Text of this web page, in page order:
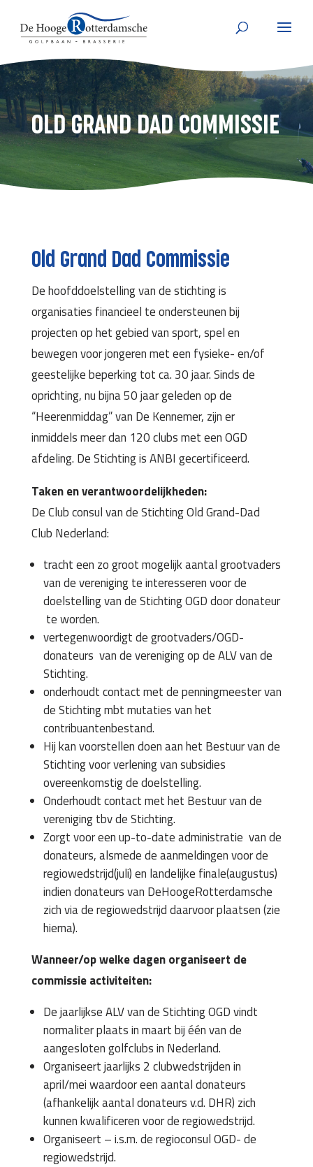
OLD GRAND DAD COMMISSIE
Old Grand Dad Commissie
De hoofddoelstelling van de stichting is
organisaties financieel te ondersteunen bij
projecten op het gebied van sport, spel en
bewegen voor jongeren met een fysieke- en/of
geestelijke beperking tot ca. 30 jaar. Sinds de
oprichting, nu bijna 50 jaar geleden op de
“Heerenmiddag” van De Kennemer, zijn er
inmiddels meer dan 120 clubs met een OGD
afdeling. De Stichting is ANBI gecertificeerd.
Taken en verantwoordelijkheden:
De Club consul van de Stichting Old Grand-Dad
Club Nederland:
tracht een zo groot mogelijk aantal grootvaders
van de vereniging te interesseren voor de
doelstelling van de Stichting OGD door donateur
te worden.
vertegenwoordigt de grootvaders/OGD-
donateurs van de vereniging op de ALV van de
Stichting.
onderhoudt contact met de penningmeester van
de Stichting mbt mutaties van het
contribuantenbestand.
Hij kan voorstellen doen aan het Bestuur van de
Stichting voor verlening van subsidies
overeenkomstig de doelstelling.
Onderhoudt contact met het Bestuur van de
vereniging tbv de Stichting.
Zorgt voor een up-to-date administratie van de
donateurs, alsmede de aanmeldingen voor de
regiowedstrijd(juli) en landelijke finale(augustus)
indien donateurs van DeHoogeRotterdamsche
zich via de regiowedstrijd daarvoor plaatsen (zie
hierna).
Wanneer/op welke dagen organiseert de
commissie activiteiten:
De jaarlijkse ALV van de Stichting OGD vindt
normaliter plaats in maart bij één van de
aangesloten golfclubs in Nederland.
Organiseert jaarlijks 2 clubwedstrijden in
april/mei waardoor een aantal donateurs
(afhankelijk aantal donateurs v.d. DHR) zich
kunnen kwalificeren voor de regiowedstrijd.
Organiseert – i.s.m. de regioconsul OGD- de
regiowedstrijd.